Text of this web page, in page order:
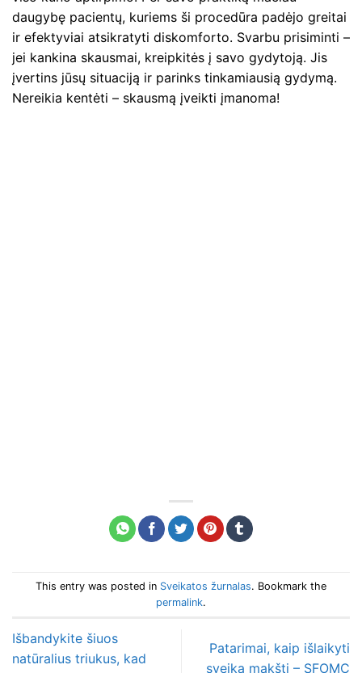
daugybę pacientų, kuriems ši procedūra padėjo greitai
ir efektyviai atsikratyti diskomforto. Svarbu prisiminti –
jei kankina skausmai, kreipkitės į savo gydytoją. Jis
įvertins jūsų situaciją ir parinks tinkamiausią gydymą.
Nereikia kentėti – skausmą įveikti įmanoma!
This entry was posted in Sveikatos žurnalas. Bookmark the
permalink.
Išbandykite šiuos
natūralius triukus, kad
Patarimai, kaip išlaikyti
sveiką makštį – SFOMC